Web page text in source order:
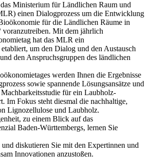
Ministerium für Ländlichen Raum und
einen Dialogprozess um die Entwicklung
für die Ländlichen Räume in
voranzutreiben. Mit dem jährlich
hat das MLR ein
um den Dialog und den Austausch
den Anspruchsgruppen des ländlichen
werden Ihnen die Ergebnisse
sowie spannende Lösungsansätze und
für ein Laubholz-
Im Fokus steht diesmal die nachhaltige,
Lignozellulose und Laubholz.
zu einem Blick auf das
Baden-Württembergs, lernen Sie
diskutieren Sie mit den Expertinnen und
Innovationen anzustoßen.